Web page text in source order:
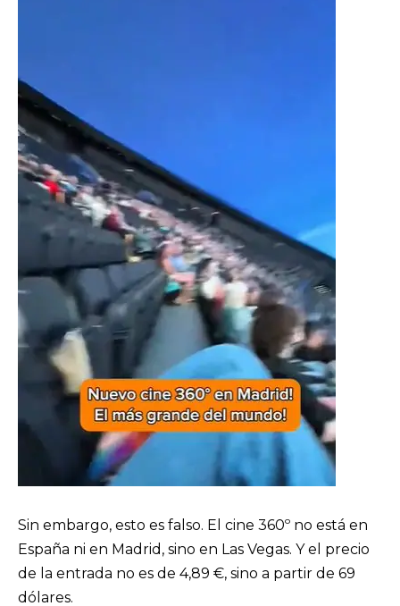
Sin embargo, esto es falso. El cine 360º no está en
España ni en Madrid, sino en Las Vegas. Y el precio
de la entrada no es de 4,89 €, sino a partir de 69
dólares.